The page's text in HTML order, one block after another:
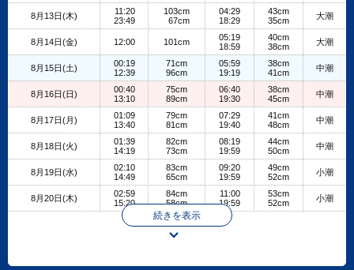
8月13日(木)
11:20
23:49
103cm
67cm
04:29
18:29
43cm
35cm
大潮
8月14日(金) 12:00 101cm
05:19
18:59
40cm
38cm
大潮
8月15日(土)
00:19
12:39
71cm
96cm
05:59
19:19
38cm
41cm
中潮
8月16日(日)
00:40
13:10
75cm
89cm
06:40
19:30
38cm
45cm
中潮
8月17日(月)
01:09
13:40
79cm
81cm
07:29
19:40
41cm
48cm
中潮
8月18日(火)
01:39
14:19
82cm
73cm
08:19
19:59
44cm
50cm
中潮
8月19日(水)
02:10
14:49
83cm
65cm
09:20
19:59
49cm
52cm
小潮
8月20日(木)
02:59
15:20
84cm
58cm
11:00
19:59
53cm
52cm
小潮
続きを表示